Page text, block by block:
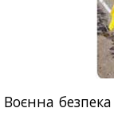
Воєнна безпека